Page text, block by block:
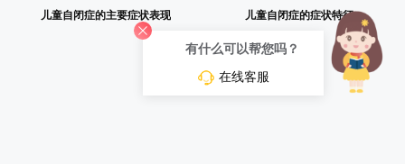
儿童自闭症的主要症状表现 儿童自闭症的症状特征
有什么可以帮您吗？
在线客服